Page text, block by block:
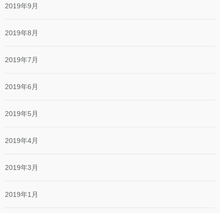
2019年9月
2019年8月
2019年7月
2019年6月
2019年5月
2019年4月
2019年3月
2019年1月